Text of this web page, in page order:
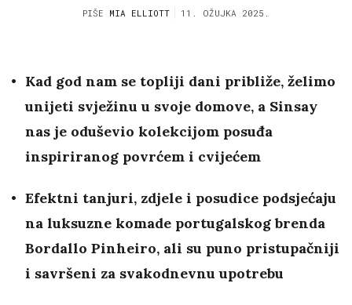
PIŠE MIA ELLIOTT 11. OŽUJKA 2025.
Kad god nam se topliji dani približe, želimo
unijeti svježinu u svoje domove, a Sinsay
nas je oduševio kolekcijom posuđa
inspiriranog povrćem i cvijećem
Efektni tanjuri, zdjele i posudice podsjećaju
na luksuzne komade portugalskog brenda
Bordallo Pinheiro, ali su puno pristupačniji
i savršeni za svakodnevnu upotrebu